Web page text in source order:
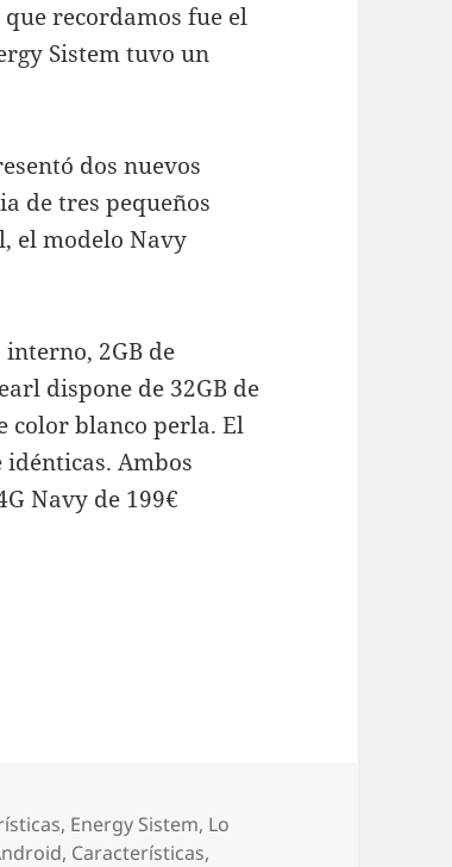
recordamos fue el
Sistem tuvo un
dos nuevos
de tres pequeños
el modelo Navy
2GB de
dispone de 32GB de
color blanco perla. El
idénticas. Ambos
Navy de 199€
de diseño ha llegado a Energy
, Energy Sistem, Lo
, Características,